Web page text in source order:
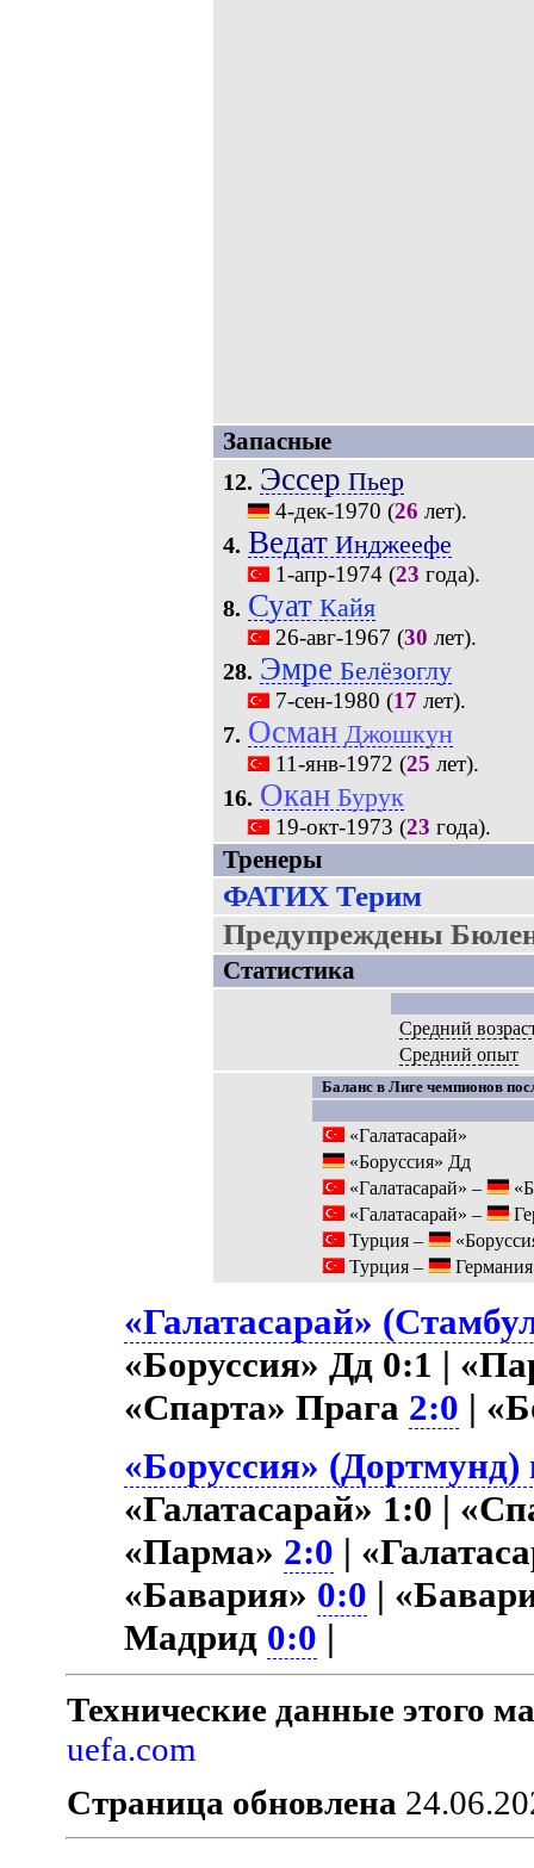
Запасные
12. Эссер Пьер
4-дек-1970 (26 лет).
4. ВедатИнджеефе
1-апр-1974(23 года).
8. СуатКайя
26-авг-1967 (30 лет).
28. Эмре Белёзоглу
7-сен-1980 (17 лет).
7. ОсманДжошкун
11-янв-1972 (25 лет).
16. ОканБурук
19-окт-1973 (23 года).
Тренеры
ФАТИХ Терим
Предупреждены
Статистика
Средний
Средний опыт
Баланс в Лиге чемпионов
«Галатасарай»
«Боруссия» Дд
«Галатасарай» –
«Галатасарай» –
Турция –
Турция –
Германия
«Галатасарай»
«Боруссия» Дд 0:1 |
«Спарта» Прага 2:0 |
«Боруссия»
«Галатасарай» 1:0 |
«Парма» 2:0 |
«Бавария» 0:0 |
Мадрид 0:0 |
Технические данные этого
uefa.com
Страница обновлена